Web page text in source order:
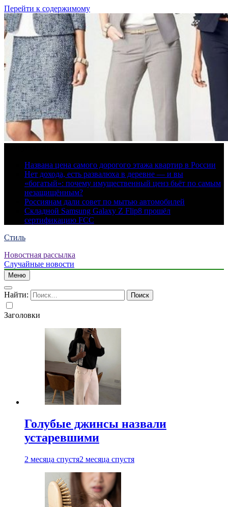
Перейти к содержимому
Названа цена самого дорогого этажа квартир в России
Нет дохода, есть развалюха в деревне — и вы
«богатый»: почему имущественный ценз бьёт по самым
незащищённым?
Россиянам дали совет по мытью автомобилей
Складной Samsung Galaxy Z Flip8 прошёл
сертификацию FCC
Стиль
Новостная рассылка
Случайные новости
Меню
Найти:
Заголовки
Голубые джинсы назвали
устаревшими
2 месяца спустя2 месяца спустя